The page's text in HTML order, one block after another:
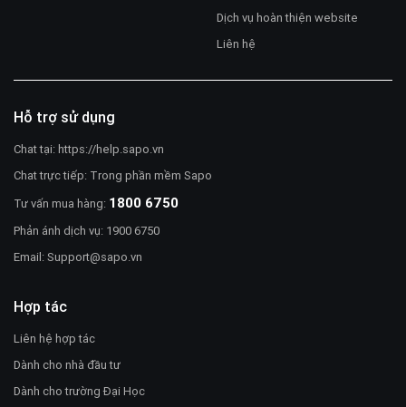
Dịch vụ hoàn thiện website
Liên hệ
Hỗ trợ sử dụng
Chat tại:https://help.sapo.vn
Chat trực tiếp: Trong phần mềm Sapo
Tư vấn mua hàng: 1800 6750
Phản ánh dịch vụ: 1900 6750
Email:Support@sapo.vn
Hợp tác
Liên hệ hợp tác
Dành cho nhà đầu tư
Dành cho trường Đại Học